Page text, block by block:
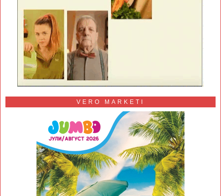
VERO MARKETI